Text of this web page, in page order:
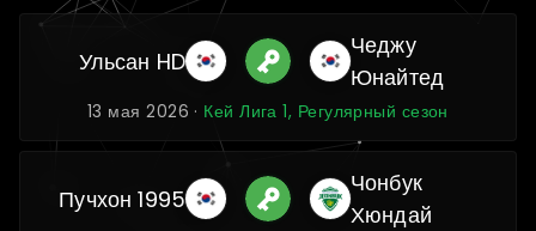
Ульсан HD
Чеджу
Юнайтед
13 мая 2026 · Кей Лига 1, Регулярный сезон
Пучхон 1995
Чонбук
Хюндай